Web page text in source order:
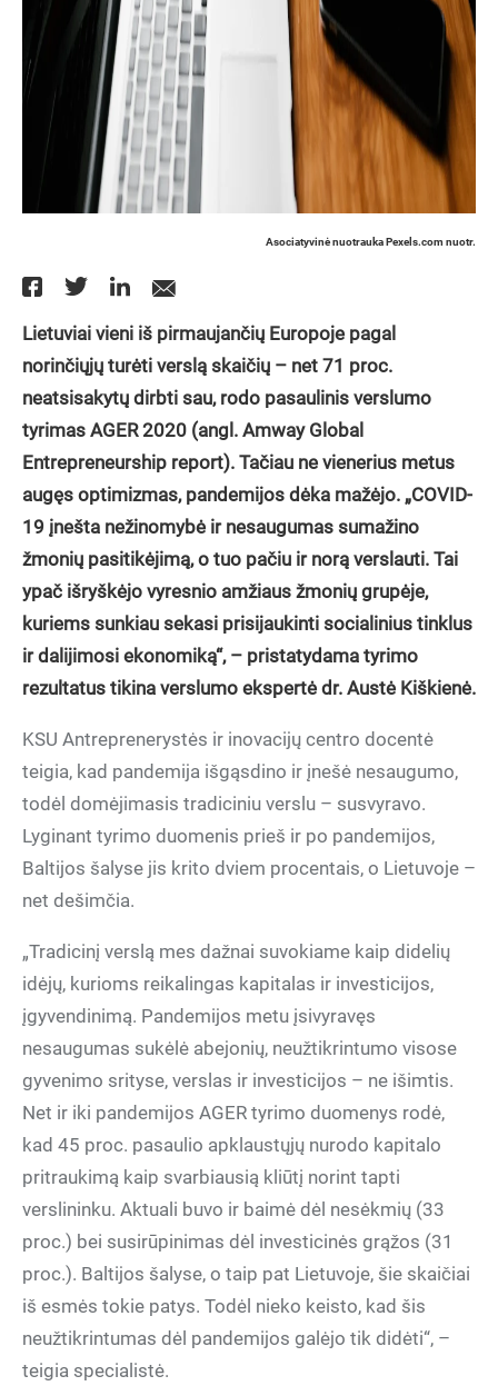
Asociatyvinė nuotrauka Pexels.com nuotr.
Lietuviai vieni iš pirmaujančių Europoje pagal
norinčiųjų turėti verslą skaičių – net 71 proc.
neatsisakytų dirbti sau, rodo pasaulinis verslumo
tyrimas AGER 2020 (angl. Amway Global
Entrepreneurship report). Tačiau ne vienerius metus
augęs optimizmas, pandemijos dėka mažėjo. „COVID-
19 įnešta nežinomybė ir nesaugumas sumažino
žmonių pasitikėjimą, o tuo pačiu ir norą verslauti. Tai
ypač išryškėjo vyresnio amžiaus žmonių grupėje,
kuriems sunkiau sekasi prisijaukinti socialinius tinklus
ir dalijimosi ekonomiką“, – pristatydama tyrimo
rezultatus tikina verslumo ekspertė dr. Austė Kiškienė.
KSU Antreprenerystės ir inovacijų centro docentė
teigia, kad pandemija išgąsdino ir įnešė nesaugumo,
todėl domėjimasis tradiciniu verslu – susvyravo.
Lyginant tyrimo duomenis prieš ir po pandemijos,
Baltijos šalyse jis krito dviem procentais, o Lietuvoje –
net dešimčia.
„Tradicinį verslą mes dažnai suvokiame kaip didelių
idėjų, kurioms reikalingas kapitalas ir investicijos,
įgyvendinimą. Pandemijos metu įsivyravęs
nesaugumas sukėlė abejonių, neužtikrintumo visose
gyvenimo srityse, verslas ir investicijos – ne išimtis.
Net ir iki pandemijos AGER tyrimo duomenys rodė,
kad 45 proc. pasaulio apklaustųjų nurodo kapitalo
pritraukimą kaip svarbiausią kliūtį norint tapti
verslininku. Aktuali buvo ir baimė dėl nesėkmių (33
proc.) bei susirūpinimas dėl investicinės grąžos (31
proc.). Baltijos šalyse, o taip pat Lietuvoje, šie skaičiai
iš esmės tokie patys. Todėl nieko keisto, kad šis
neužtikrintumas dėl pandemijos galėjo tik didėti“, –
teigia specialistė.